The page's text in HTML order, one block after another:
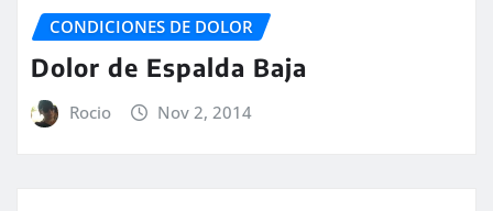
CONDICIONES DE DOLOR
Dolor de Espalda Baja
Rocio Nov 2, 2014